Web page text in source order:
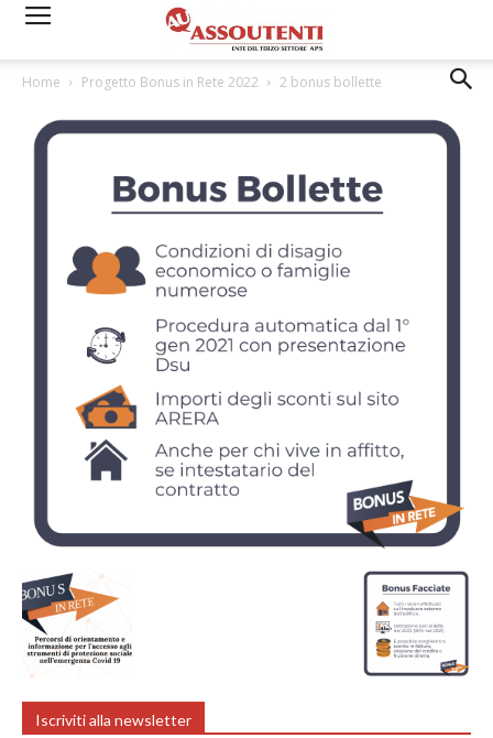
Home Progetto Bonus in Rete 2022 2 bonus bollette
Iscriviti alla newsletter